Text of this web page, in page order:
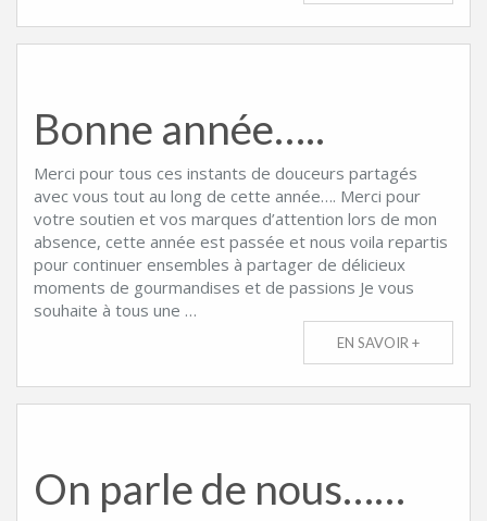
Bonne année…..
Merci pour tous ces instants de douceurs partagés
avec vous tout au long de cette année…. Merci pour
votre soutien et vos marques d’attention lors de mon
absence, cette année est passée et nous voila repartis
pour continuer ensembles à partager de délicieux
moments de gourmandises et de passions Je vous
souhaite à tous une …
EN SAVOIR +
On parle de nous……